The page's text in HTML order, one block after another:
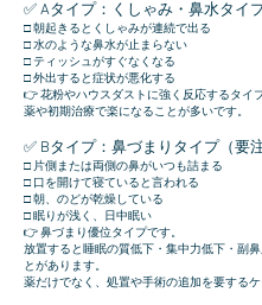
✅ Aタイプ：くしゃみ・鼻水タイ
□ 朝起きるとくしゃみが連続で出る
□ 水のような鼻水が止まらない
□ ティッシュがすぐなくなる
□ 外出すると症状が悪化する
👉 花粉やハウスダストに強く反応するタイプ
薬や初期治療で楽になることが多いです。
✅ Bタイプ：鼻づまりタイプ（要注
□ 片側または両側の鼻がいつも詰まる
□ 口を開けて寝ていると言われる
□ 朝、のどが乾燥している
□ 眠りが浅く、日中眠い
👉 鼻づまり優位タイプです。
放置すると睡眠の質低下・集中力低下・副
とがあります。
薬だけでなく、処置や手術の追加を要するケ